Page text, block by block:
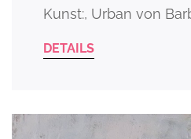
Kunst:, Urban von
DETAILS